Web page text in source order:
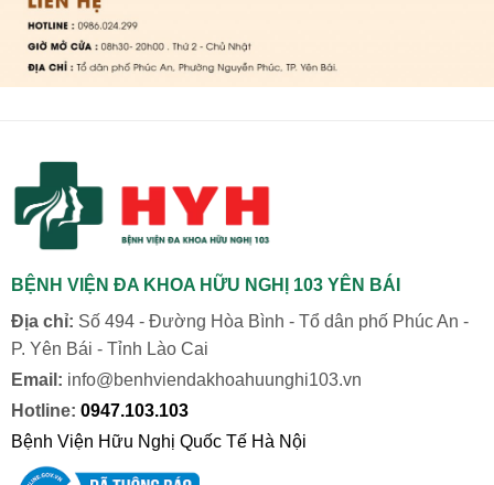
BỆNH VIỆN ĐA KHOA HỮU NGHỊ 103 YÊN BÁI
Địa chỉ: Số 494 - Đường Hòa Bình - Tổ dân phố Phúc An -
P. Yên Bái - Tỉnh Lào Cai
Email: info@benhviendakhoahuunghi103.vn
Hotline: 0947.103.103
Bệnh Viện Hữu Nghị Quốc Tế Hà Nội